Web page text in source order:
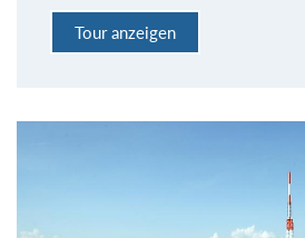
Tour anzeigen